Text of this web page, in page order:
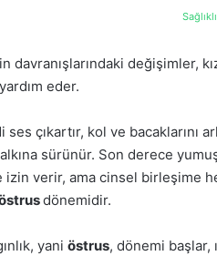
davranışlarındaki değişimler,
eder.
ses çıkartır, kol ve
sürünür. Son derece
izin verir, ama cinsel birleşime
dönemidir.
yani östrus, dönemi başlar,